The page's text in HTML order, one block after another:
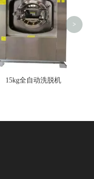
15kg全自动洗脱机
>